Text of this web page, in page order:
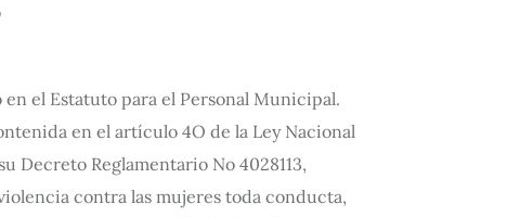
el Estatuto para el Personal Municipal.
en el artículo 4O de la Ley Nacional
Decreto Reglamentario No 4028113,
contra las mujeres toda conducta,